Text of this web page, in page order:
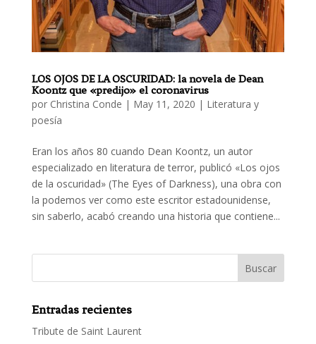
LOS OJOS DE LA OSCURIDAD: la novela de Dean
Koontz que «predijo» el coronavirus
por Christina Conde | May 11, 2020 | Literatura y
poesía
Eran los años 80 cuando Dean Koontz, un autor
especializado en literatura de terror, publicó «Los ojos
de la oscuridad» (The Eyes of Darkness), una obra con
la podemos ver como este escritor estadounidense,
sin saberlo, acabó creando una historia que contiene...
Entradas recientes
Tribute de Saint Laurent